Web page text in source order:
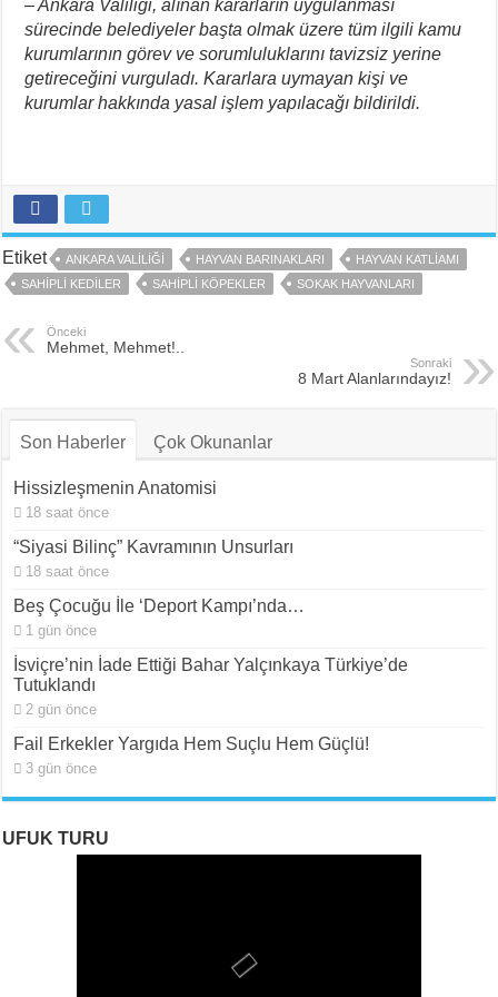
– Ankara Valiliği, alınan kararların uygulanması
sürecinde belediyeler başta olmak üzere tüm ilgili kamu
kurumlarının görev ve sorumluluklarını tavizsiz yerine
getireceğini vurguladı. Kararlara uymayan kişi ve
kurumlar hakkında yasal işlem yapılacağı bildirildi.
Etiket ANKARA VALILIĞI HAYVAN BARINAKLARI
HAYVAN KATLIAMI
SAHIPLI KEDILER
SAHIPLI KÖPEKLER SOKAK HAYVANLARI
Önceki
Mehmet, Mehmet!..
Sonraki
8 Mart Alanlarındayız!
Son Haberler Çok Okunanlar
Hissizleşmenin Anatomisi
18 saat önce
“Siyasi Bilinç” Kavramının Unsurları
18 saat önce
Beş Çocuğu İle ‘Deport Kampı’nda…
1 gün önce
İsviçre’nin İade Ettiği Bahar Yalçınkaya Türkiye’de
Tutuklandı
2 gün önce
Fail Erkekler Yargıda Hem Suçlu Hem Güçlü!
3 gün önce
UFUK TURU